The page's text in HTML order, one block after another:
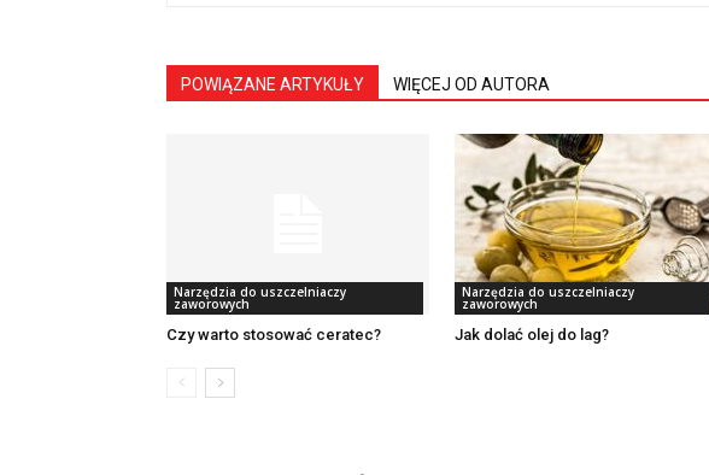
POWIĄZANE ARTYKUŁY WIĘCEJ OD AUTORA
Narzędzia do uszczelniaczy
zaworowych
Czy warto stosować ceratec?
Narzędzia do uszczelniaczy
zaworowych
Jak dolać olej do lag?